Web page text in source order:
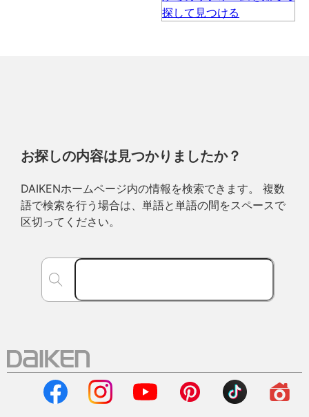
お探しの内容は見つかりましたか？
DAIKENホームページ内の情報を検索できます。 複数
語で検索を行う場合は、単語と単語の間をスペースで
区切ってください。